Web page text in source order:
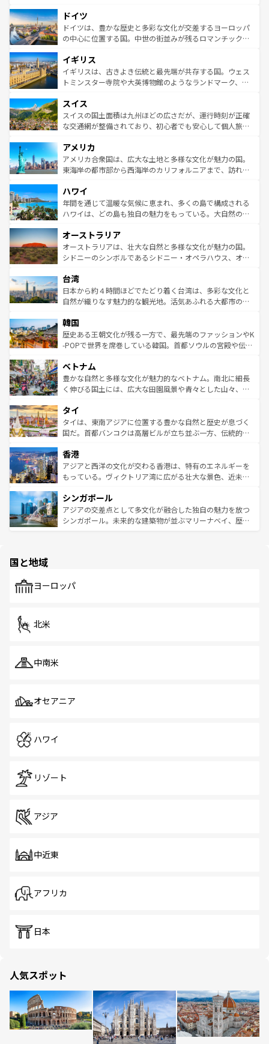
せる。地方によって風土や気候が異なるスペインはその個
性で訪れる人を魅了する。 なお、新着のスペイン情報は コ
ンテンツ一覧を参照してほしい。
で、幅広い魅力が詰まっている。華麗な宮殿、歴史的な大
聖堂、美しいビーチ、そして豊かな自然が、訪れる者を心
から魅了する。また、フランスは美食の国としても知ら
いる。シャンパンの発祥地であるランス、プロヴァンスの
香り高いラベンダー畑など、多彩な楽しみ方が可能だ。さ
らに、パリ以外の地域にも魅力が溢れており、どの街角に
れる地方に足を運ぶとそれぞれで全く異なる文化を体験で
きるだろう。 なお、新着のフランス情報はコンテンツ一覧
を参照してほしい。
ドイツ
ドイツは、豊かな歴史と多彩な文化が交差するヨーロッパ
の中心に位置する国。中世の街並みが残るロマンチック街
顔を持つこの国は、どこを歩いても飽きることがない。ベ
ルリンの文化的活気、バイエルン州のアルプスの絶景、そ
してライン川沿いのワイン畑といった風景は必見。ビール
は、お酒好きな人にはぜひ体験してほしい。 なお、新着の
ドイツ情報はコンテンツ一覧を参照してほしい。
イギリス
イギリスは、古きよき伝統と最先端が共存する国。ウェス
トミンスター寺院や大英博物館のようなランドマーク、歴
リアごとに異なる魅力がある。また、優雅なアフタヌーン
ティー、ビール好きにはたまらない英国パブ、サッカー観
戦など、本場だからこそできる体験も豊富。イギリスを旅
ンツ一覧を参照してほしい。
スイス
スイスの国土面積は九州ほどの広さだが、運行時刻が正確
な交通網が整備されており、初心者でも安心して個人旅行
の建物がそのまま残る町や、スイスならではのユニークな
博物館もあり、アルプス観光だけでなく町歩きも満喫する
ことができる。国民の所得が高いため物価も高いが、旅行
ば市内交通費無料で観光を楽しむこともできる。 なお、新
着のスイス情報はコンテンツ一覧 を参照してほしい。
アメリカ
アメリカ合衆国は、広大な土地と多様な文化が魅力の国。
東海岸の都市部から西海岸のカリフォルニアまで、訪れる
のような巨大都市は、観光、ショッピング、エンターテイ
ンメントが詰まった刺激的なスポットだ。一方、アメリカ
西部には大自然が広がり、グランドキャニオンやイエロー
部のニューオーリンズでは、音楽と美食が融合した独特の
文化が魅力。旅行者はアメリカの各地域で異なる魅力を楽
しみながら、その多様性と豊かな歴史を感じることができ
ならではの贅沢な旅のスタイルだ。 なお、新着のアメリカ
情報はコンテンツ一覧を参照してほしい。
ハワイ
年間を通じて温暖な気候に恵まれ、多くの島で構成される
ハワイは、どの島も独自の魅力をもっている。大自然の神
ワイ島は見逃せない。また、定番の観光地といえばオアフ
島だが、静かな自然を求めるならマウイ島やカウアイ島が
おすすめ。エメラルドグリーンに輝く海をはじめ、豊かな
れるおもてなしの心で訪れる人々を迎えてくれるハワイの
人々、おいしいローカルフードやハワイアンミュージッ
ク、伝統的なフラダンスなど、すべてがハワイの魅力を彩
ワイを、存分に味わってほしい。 なお、新着のハワイ情報
はコンテンツ一覧を参照してほしい。
オーストラリア
オーストラリアは、壮大な自然と多様な文化が魅力の国。
シドニーのシンボルであるシドニー・オペラハウス、オー
リアリーフや大陸中央部にそびえるウルル（エアーズロッ
ク）、タスマニアの美しい原生林やケアンズの熱帯雨林な
ど、見どころがたくさん。また、カフェやワイン、オージ
いる。アクティビティも充実しており、サーフィンやダイ
ビング、ハイキングなど、アウトドア好きにはたまらな
い。オーストラリアの多彩な魅力を存分に味わいつくそ
参照してほしい。
台湾
日本から約４時間ほどでたどり着く台湾は、多彩な文化と
自然が織りなす魅力的な観光地。活気あふれる大都市の台
ン）、静ひつな山岳地帯である台湾東部など、都市の喧騒
と山間の静けさが共存しており、訪れる人に新しい発見と
驚きをもたらしてくれる。また、奥深い台湾の食文化も魅
容にもいいと評判のスイーツなど、バラエティ豊かな料理
が味わえる。 なお、新着の台湾情報は コンテンツ一覧を参
照してほしい。
韓国
歴史ある王朝文化が残る一方で、最先端のファッションやK
-POPで世界を席巻している韓国。首都ソウルの宮殿や伝統
き、地方に足を延ばせば四季折々の自然美を楽しむことが
できる。そして、キムチや焼肉、絶品のストリートフード
まで、さまざまな韓国料理が待っている。夜には、韓国な
リティに包まれながら、韓国の多彩な魅力を心ゆくまで味
わってみてほしい。 なお、新着の韓国情報はコンテンツ一
覧を参照してほしい。
ベトナム
豊かな自然と多様な文化が魅力的なベトナム。南北に細長
く伸びる国土には、広大な田園風景や青々とした山々、世
急速な発展と共に伝統が息づく。ハノイの古い町並みやホ
ーチミン市のフランス統治時代の建物も、独特の雰囲気を
醸し出している。また、バラエティの豊かさとおいしさで
とつ。フォーやバインミー、ベトナムコーヒーなどは、ぜ
ひ現地で味わいたい。どの地域を訪れてもあたたかい人々
が旅行者を迎えてくれるので、きっと忘れられない旅にな
参照してほしい。
タイ
タイは、東南アジアに位置する豊かな自然と歴史が息づく
国だ。首都バンコクは高層ビルが立ち並ぶ一方、伝統的な
の活気が交差している。北部ではチェンマイなどの山岳地
帯で自然と触れ合い、南部ではプーケットやクラビの美し
いビーチでリゾート気分を楽しむことができる。タイ料理
激する。気候は一年中温暖で、どの季節にも異なる楽しみ
が待っている。親しみやすいタイの人々、仏教を中心とし
た文化、そして多様な観光資源が、訪れる旅人を魅了し続
香港
アジアと西洋の文化が交わる香港は、特有のエネルギーを
もっている。ヴィクトリア湾に広がる壮大な景色、近未来
み、どこを訪れても感動するはず。観光スポットが密集し
ており、効率よく見どころを回れるのも魅力。息をのむよ
うな絶景から文化的な体験まで、香港を存分に楽しみ尽く
シンガポール
アジアの交差点として多文化が融合した独自の魅力を放つ
シンガポール。未来的な建築物が並ぶマリーナベイ、歴史
で、ホーカーズは地元の風情を楽しめる外せないスポット
国と地域
ヨーロッパ
北米
中南米
オセアニア
ハワイ
リゾート
アジア
中近東
アフリカ
日本
人気スポット